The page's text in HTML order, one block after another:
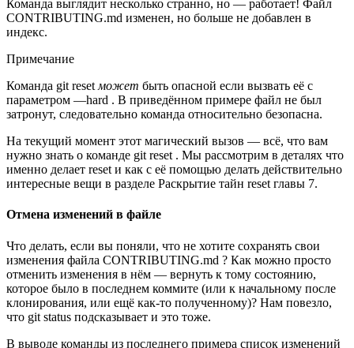
Команда выглядит несколько странно, но — работает! Файл
CONTRIBUTING.md изменен, но больше не добавлен в
индекс.
Примечание
Команда git reset может быть опасной если вызвать её с
параметром —hard . В приведённом примере файл не был
затронут, следовательно команда относительно безопасна.
На текущий момент этот магический вызов — всё, что вам
нужно знать о команде git reset . Мы рассмотрим в деталях что
именно делает reset и как с её помощью делать действительно
интересные вещи в разделе Раскрытие тайн reset главы 7.
Отмена изменений в файле
Что делать, если вы поняли, что не хотите сохранять свои
изменения файла CONTRIBUTING.md ? Как можно просто
отменить изменения в нём — вернуть к тому состоянию,
которое было в последнем коммите (или к начальному после
клонирования, или ещё как-то полученному)? Нам повезло,
что git status подсказывает и это тоже.
В выводе команды из последнего примера список изменений